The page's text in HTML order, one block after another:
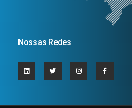
Nossas Redes